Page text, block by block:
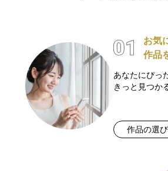
お気
作品
あなたにぴっ
きっと見つか
作品の選